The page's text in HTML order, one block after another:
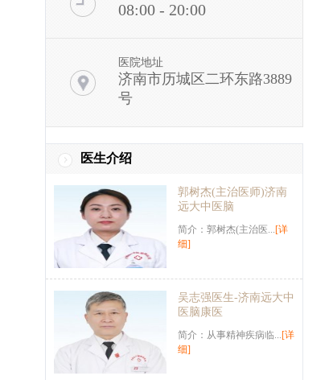
08:00 - 20:00
医院地址
济南市历城区二环东路3889
号
医生介绍
郭树杰(主治医师)济南
远大中医脑
简介：郭树杰(主治医...[详
细]
吴志强医生-济南远大中
医脑康医
简介：从事精神疾病临...[详
细]